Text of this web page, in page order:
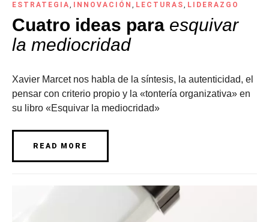
ESTRATEGIA, INNOVACIÓN , LECTURAS, LIDERAZGO
Cuatro ideas para esquivar
la mediocridad
Xavier Marcet nos habla de la síntesis, la autenticidad, el
pensar con criterio propio y la «tontería organizativa» en
su libro «Esquivar la mediocridad»
READ MORE